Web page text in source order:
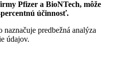
Pfizer a BioNTech, môže
účinnosť.
predbežná analýza
údajov.